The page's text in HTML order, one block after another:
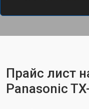
Прайс лист
Panasonic